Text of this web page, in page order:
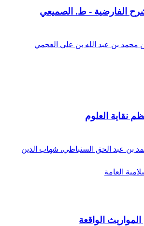
الفارضية - ط. الصميعي
محمد بن عبد الله بن علي العجمي
نقاية العلوم
بن عبد الحق السنباطي، شهاب الدين
الواقعة